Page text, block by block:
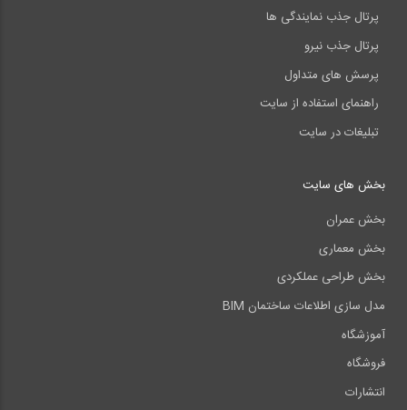
پرتال جذب نمایندگی ها
پرتال جذب نیرو
پرسش های متداول
راهنمای استفاده از سایت
تبلیغات در سایت
بخش های سایت
بخش عمران
بخش معماری
بخش طراحی عملکردی
مدل سازی اطلاعات ساختمان BIM
آموزشگاه
فروشگاه
انتشارات